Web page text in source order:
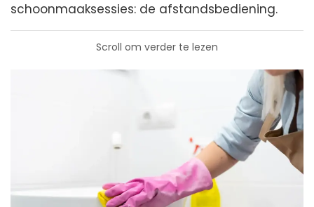
schoonmaaksessies: de afstandsbediening.
Scroll om verder te lezen